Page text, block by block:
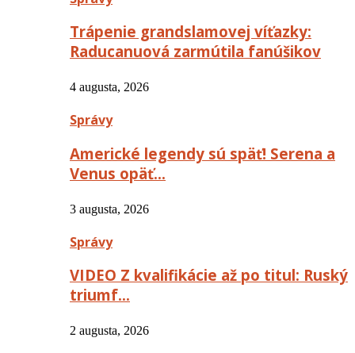
Trápenie grandslamovej víťazky:
Raducanuová zarmútila fanúšikov
4 augusta, 2026
Správy
Americké legendy sú späť! Serena a
Venus opäť…
3 augusta, 2026
Správy
VIDEO Z kvalifikácie až po titul: Ruský
triumf…
2 augusta, 2026